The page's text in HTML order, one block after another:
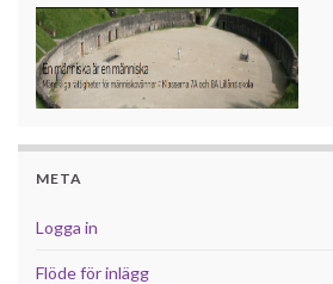
META
Logga in
Flöde för inlägg